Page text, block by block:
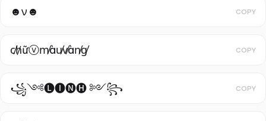
☻ν☻ COPY
c̸h̸ữⓥm̸àu̸v̸àn̸g̸ COPY
꧁༺🅛🅘🅝🅗 ༻꧂ COPY